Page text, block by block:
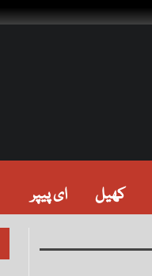
ای پیپر کھیل